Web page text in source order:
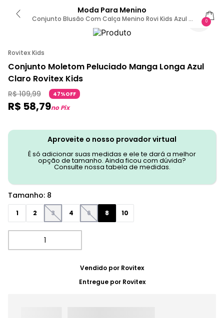
Moda Para Menino
Conjunto Blusão Com Calça Menino Rovi Kids Azul 8
0
Rovitex Kids
Conjunto Moletom Peluciado Manga Longa Azul
Claro Rovitex Kids
R$ 109,99 47%OFF
R$ 58,79no Pix
Aproveite o nosso provador virtual
É só adicionar suas medidas e ele te dará a melhor
opção de tamanho. Ainda ficou com dúvida?
Consulte nossa tabela de medidas.
Tamanho: 8
1 2 3 4 6 8 10
Vendido por Rovitex
Entregue por Rovitex